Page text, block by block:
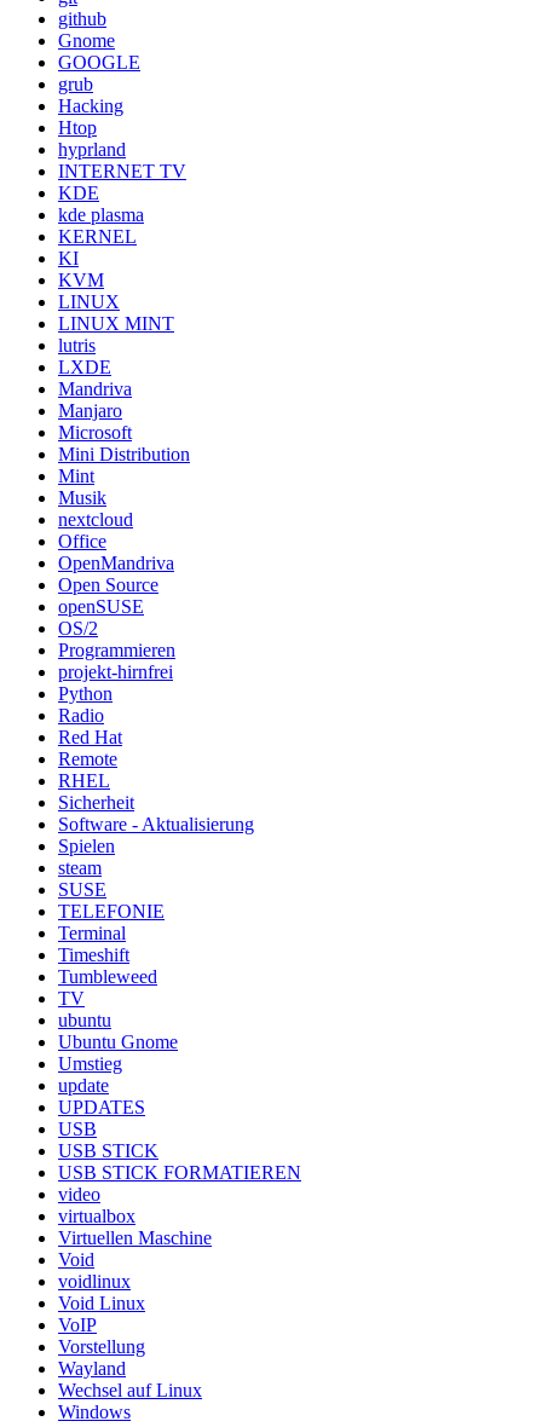
github
Gnome
GOOGLE
grub
Hacking
Htop
hyprland
INTERNET TV
KDE
kde plasma
KERNEL
KI
KVM
LINUX
LINUX MINT
lutris
LXDE
Mandriva
Manjaro
Microsoft
Mini Distribution
Mint
Musik
nextcloud
Office
OpenMandriva
Open Source
openSUSE
OS/2
Programmieren
projekt-hirnfrei
Python
Radio
Red Hat
Remote
RHEL
Sicherheit
Software - Aktualisierung
Spielen
steam
SUSE
TELEFONIE
Terminal
Timeshift
Tumbleweed
TV
ubuntu
Ubuntu Gnome
Umstieg
update
UPDATES
USB
USB STICK
USB STICK FORMATIEREN
video
virtualbox
Virtuellen Maschine
Void
voidlinux
Void Linux
VoIP
Vorstellung
Wayland
Wechsel auf Linux
Windows